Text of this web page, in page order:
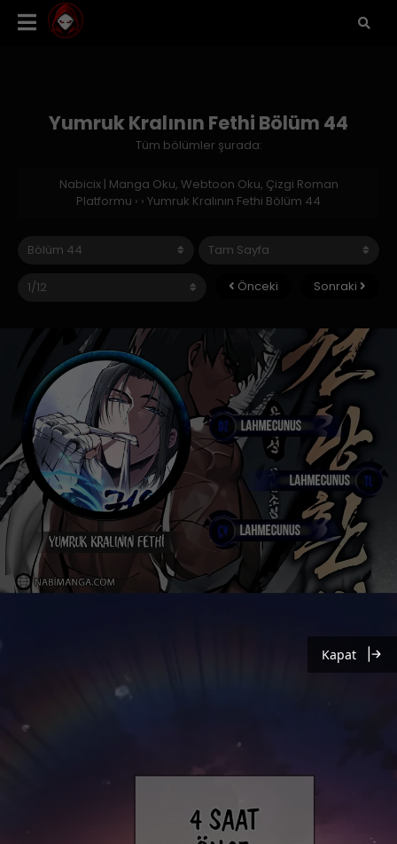
Yumruk Kralının Fethi Bölüm 44
Tüm bölümler şurada:
Nabicix | Manga Oku, Webtoon Oku, Çizgi Roman
Platformu › › Yumruk Kralının Fethi Bölüm 44
Önceki Sonraki
Kapat